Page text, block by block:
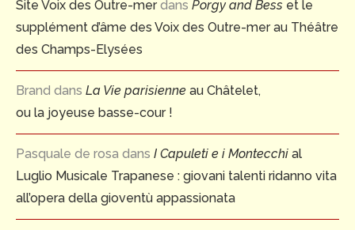
Site Voix des Outre-merdans Porgy and Bess et le
supplément d’âme des Voix des Outre-mer au Théâtre
des Champs-Elysées
Brand dans La Vie parisienne au Châtelet,
ou la joyeuse basse-cour !
Pasquale de rosa dans I Capuleti e i Montecchi al
Luglio Musicale Trapanese : giovani talenti ridanno vita
all’opera della gioventù appassionata